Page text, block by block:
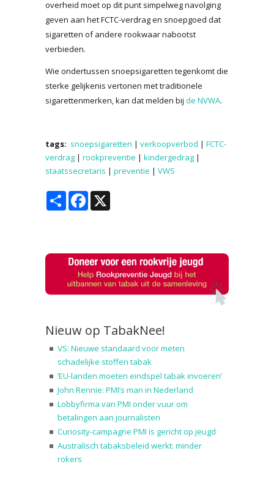
overheid moet op dit punt simpelweg navolging
geven aan het FCTC-verdrag en snoepgoed dat
sigaretten of andere rookwaar nabootst
verbieden.
Wie ondertussen snoepsigaretten tegenkomt die
sterke gelijkenis vertonen met traditionele
sigarettenmerken, kan dat melden bij de NVWA.
tags: snoepsigaretten | verkoopverbod | FCTC-
verdrag | rookpreventie | kindergedrag |
staatssecretaris | preventie | VWS
Share Facebook
Nieuw op TabakNee!
VS: Nieuwe standaard voor meten
schadelijke stoffen tabak
‘EU-landen moeten eindspel tabak invoeren’
John Rennie: PMI’s man in Nederland
Lobbyfirma van PMI onder vuur om
betalingen aan journalisten
Curiosity-campagne PMI is gericht op jeugd
Australisch tabaksbeleid werkt: minder
rokers